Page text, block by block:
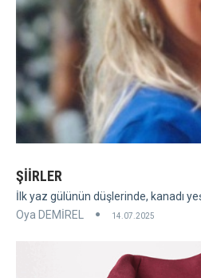
ŞİİRLER
İlk yaz gülünün düşlerinde, kanadı
Oya DEMİREL
14.07.2025